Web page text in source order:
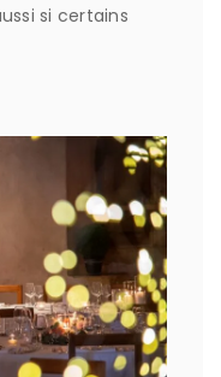
si certains